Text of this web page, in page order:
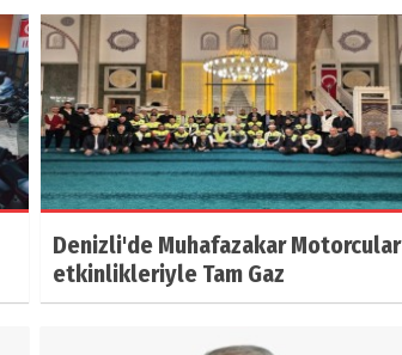
Denizli'de Muhafazakar Motorcular
etkinlikleriyle Tam Gaz